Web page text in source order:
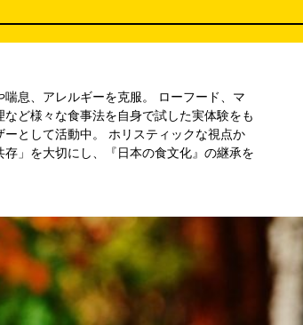
息、アレルギーを克服。 ローフード、マ
ど様々な食事法を自身で試した実体験をも
として活動中。 ホリスティックな視点か
」を大切にし、『日本の食文化』の継承を